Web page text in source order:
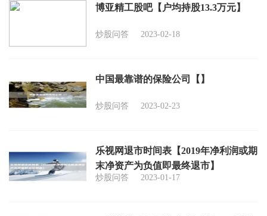
博亚精工股吧【户均持股13.3万元】
炒股问答 2023-02-18
中国最靠谱的保险公司【】
炒股问答 2023-02-23
乐视网退市时间表【2019年净利润或期
末净资产为负值即最终退市】
炒股问答 2023-01-17